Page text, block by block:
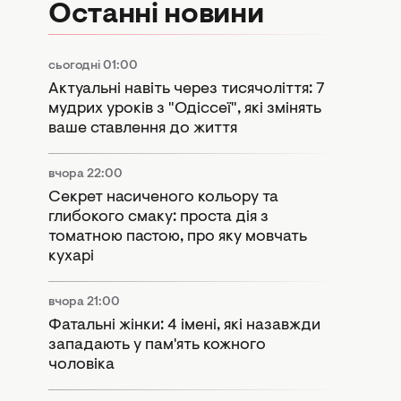
Останні новини
сьогодні 01:00
Актуальні навіть через тисячоліття: 7
мудрих уроків з "Одіссеї", які змінять
ваше ставлення до життя
вчора 22:00
Секрет насиченого кольору та
глибокого смаку: проста дія з
томатною пастою, про яку мовчать
кухарі
вчора 21:00
Фатальні жінки: 4 імені, які назавжди
западають у пам'ять кожного
чоловіка